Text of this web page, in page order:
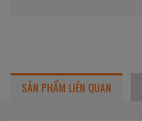
SẢN PHẨM LIÊN QUAN